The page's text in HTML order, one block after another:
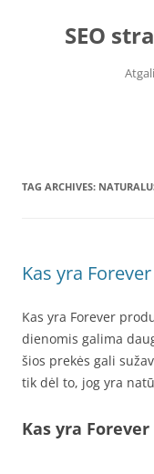
contentSEO
TAG ARCHIVES:
Kas yra
Kas yra Forever
dienomis galima
šios prekės gali
tik dėl to, jog yra
Kas yra